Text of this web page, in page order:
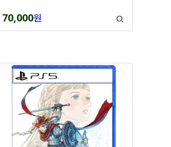
70,000원